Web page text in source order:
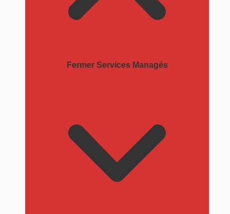
Fermer Services Managés